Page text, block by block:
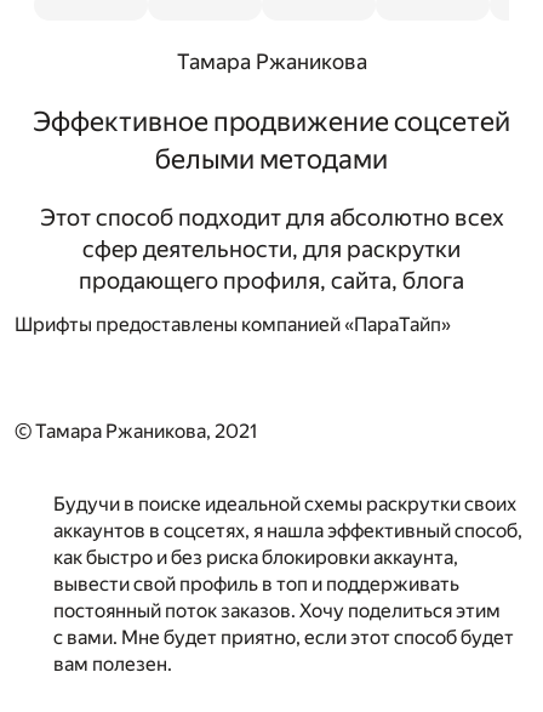
Тамара Ржаникова
Эффективное продвижение соцсетей
белыми методами
Этот способ подходит для абсолютно всех
сфер деятельности, для раскрутки
продающего профиля, сайта, блога
Шрифты предоставлены компанией «ПараТайп»
© Тамара Ржаникова, 2021
Будучи в поиске идеальной схемы раскрутки своих
аккаунтов в соцсетях, я нашла эффективный способ,
как быстро и без риска блокировки аккаунта,
вывести свой профиль в топ и поддерживать
постоянный поток заказов. Хочу поделиться этим
с вами. Мне будет приятно, если этот способ будет
вам полезен.